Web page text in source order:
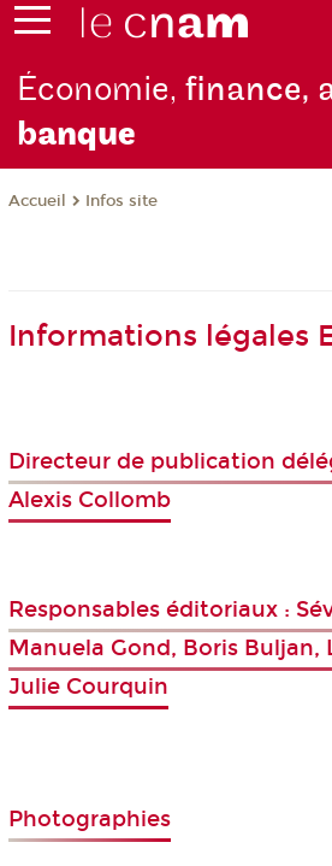
Économie,finance,
banque
Accueil Infos site
Informations légales
Directeur de publication
Alexis Collomb
Responsables éditoriaux :
Manuela Gond, Boris Buljan,
Julie Courquin
Photographies